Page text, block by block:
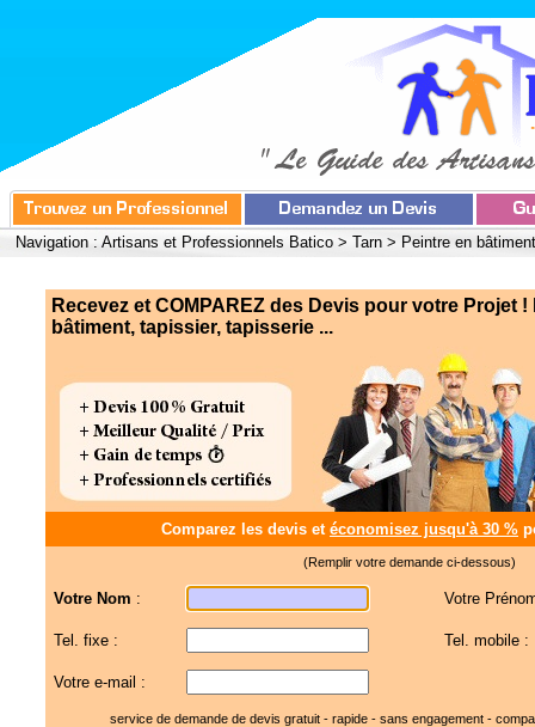
Navigation : Artisans et Professionnels Batico > Tarn > Peintre en
Recevez et COMPAREZ des Devis pour votre Projet !
bâtiment, tapissier, tapisserie ...
Comparez les devis et économisez jusqu'à 30 %
(Remplir votre demande ci-dessous)
Votre Nom : Votre
Tel. fixe : Tel. mobile :
Votre e-mail :
service de demande de devis gratuit - rapide - sans engagement -